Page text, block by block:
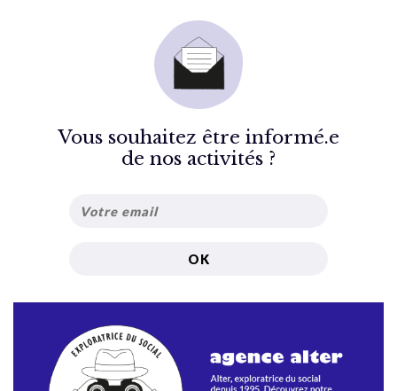
Vous souhaitez être informé.e
de nos activités ?